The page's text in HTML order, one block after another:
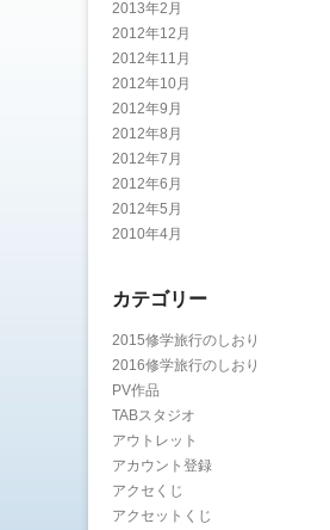
2013年2月
2012年12月
2012年11月
2012年10月
2012年9月
2012年8月
2012年7月
2012年6月
2012年5月
2010年4月
カテゴリー
2015修学旅行のしおり
2016修学旅行のしおり
PV作品
TABスタジオ
アウトレット
アカウント登録
アクセくじ
アクセットくじ